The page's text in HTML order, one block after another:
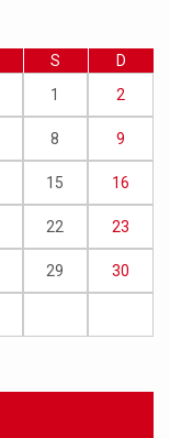
S
D
1
2
8 9
15 16
22 23
29 30